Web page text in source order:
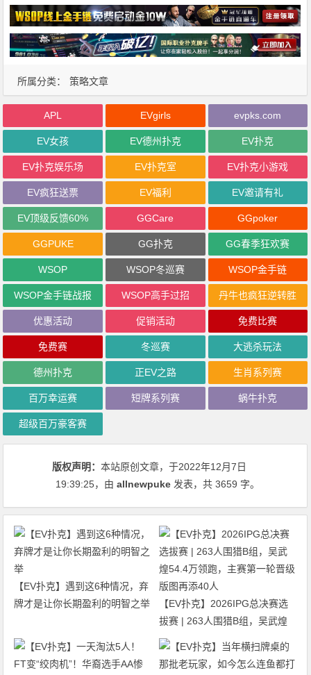
所属分类： 策略文章
APL EVgirls evpks.com
EV女孩 EV德州扑克 EV扑克
EV扑克娱乐场 EV扑克室 EV扑克小游戏
EV疯狂送票 EV福利 EV邀请有礼
EV顶级反馈60% GGCare GGpoker
GGPUKE GG扑克 GG春季狂欢赛
WSOP WSOP冬巡赛 WSOP金手链
WSOP金手链战报 WSOP高手过招 丹牛也疯狂逆转胜
优惠活动 促销活动 免费比赛
免费赛 冬巡赛 大逃杀玩法
德州扑克 正EV之路 生肖系列赛
百万幸运赛 短牌系列赛 蜗牛扑克
超级百万豪客赛
版权声明：本站原创文章，于2022年12月7日
19:39:25，由allnewpuke 发表，共 3659 字。
【EV扑克】遇到这6种情况，弃
牌才是让你长期盈利的明智之举
【EV扑克】2026IPG总决赛选
拔赛 | 263人围猎B组，吴武煌
54.4万领跑，主赛第一轮晋级版